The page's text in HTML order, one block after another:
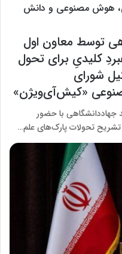
هوش مصنوعی و دانش
توسط معاون اول
تا ارائه ۹ راهبردِ کلیدیِ برای تحول
شورای
«کیش‌‌آی‌ویژن»
جهاددانشگاهی با حضور
تحولات پارک‌های علم…